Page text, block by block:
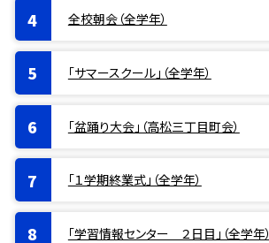
全校朝会（全学年）
「サマースクール」（全学年）
「盆踊り大会」（高松三丁目町会）
「１学期終業式」（全学年）
「学習情報センター ２日目」（全学年）